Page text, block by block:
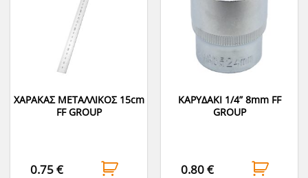
ΧΑΡΑΚΑΣ ΜΕΤΑΛΛΙΚΟΣ 15cm
FF GROUP
0.75€
ΚΑΡΥΔΑΚΙ 1/4” 8mm FF
GROUP
0.80€